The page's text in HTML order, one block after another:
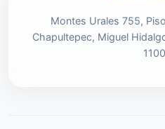
Montes Urales 755,
Chapultepec, Miguel